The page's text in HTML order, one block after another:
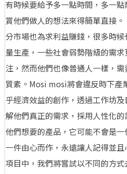
有時候要給予多一點時間，多一
賞他們做人的想法來得簡單直接
分市場也為求利益賺錢，很多時
量生產，一些社會弱勢階級的需
注，然而他們也像普通人一樣，
質素。Mosi mosi將會違反時下產
乎經濟效益的創作，透過工作坊
解他們真正的需求，採用人性化
他們想要的產品，它可能不會是
一件由心而作，永遠讓人記得並
項目中，我們將嘗試以不同的方